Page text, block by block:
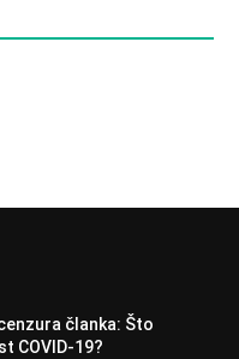
članka: Što
COVID-19?